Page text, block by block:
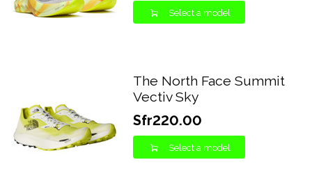
Select a model
The North Face Summit
Vectiv Sky
Sfr220.00
Select a model